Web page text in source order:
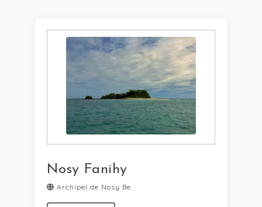
Nosy Fanihy
Archipel de Nosy Be